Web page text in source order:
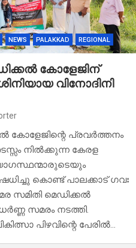
NEWS PALAKKAD REGIONAL
കോളേജിന്
വിനോദിനി
കോളേജിന്റെ പ്രവർത്തനം
നിൽക്കുന്ന കേരള
കൊണ്ട് പാലക്കാട് ഗവഃ
സമിതി മെഡിക്കൽ
സമരം നടത്തി.
പിഴവിന്റെ പേരിൽ…